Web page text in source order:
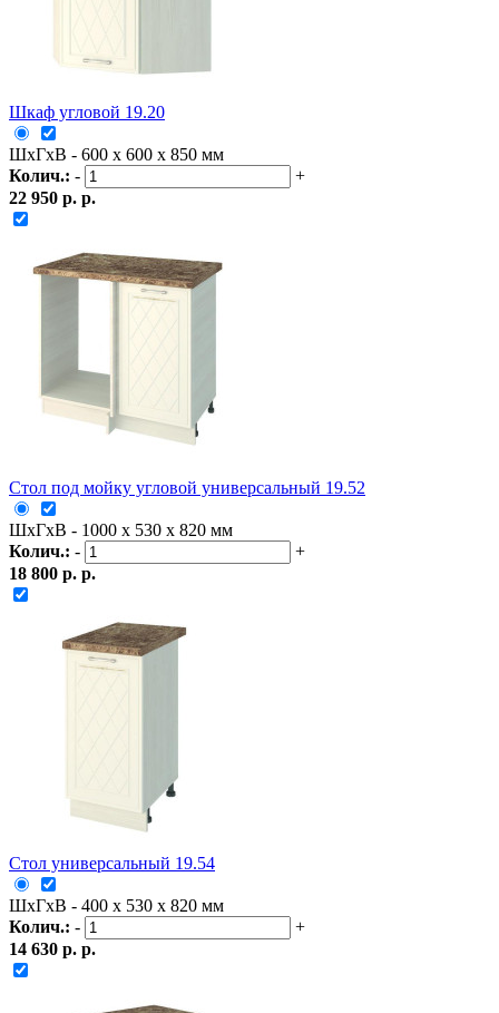
Шкаф угловой 19.20
ШxГxВ - 600 x 600 x 850 мм
Колич.: -
+
22 950 р. р.
Стол под мойку угловой универсальный 19.52
ШxГxВ - 1000 x 530 x 820 мм
Колич.: -
+
18 800 р. р.
Стол универсальный 19.54
ШxГxВ - 400 x 530 x 820 мм
Колич.: -
+
14 630 р. р.